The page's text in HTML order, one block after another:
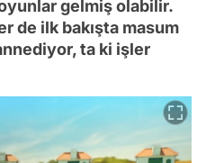
gelmiş olabilir.
de ilk bakışta masum
ta ki işler